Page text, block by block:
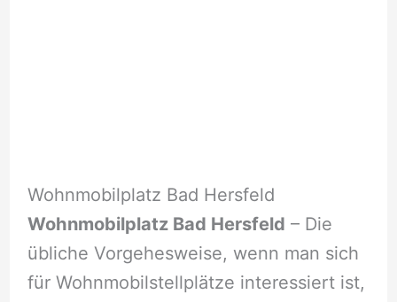
Wohnmobilplatz Bad Hersfeld
Wohnmobilplatz Bad Hersfeld – Die
übliche Vorgehesweise, wenn man sich
für Wohnmobilstellplätze interessiert ist,